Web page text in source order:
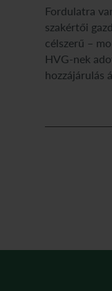
Fordulatra
szakértői
célszerű –
HVG-nek
hozzájárulás